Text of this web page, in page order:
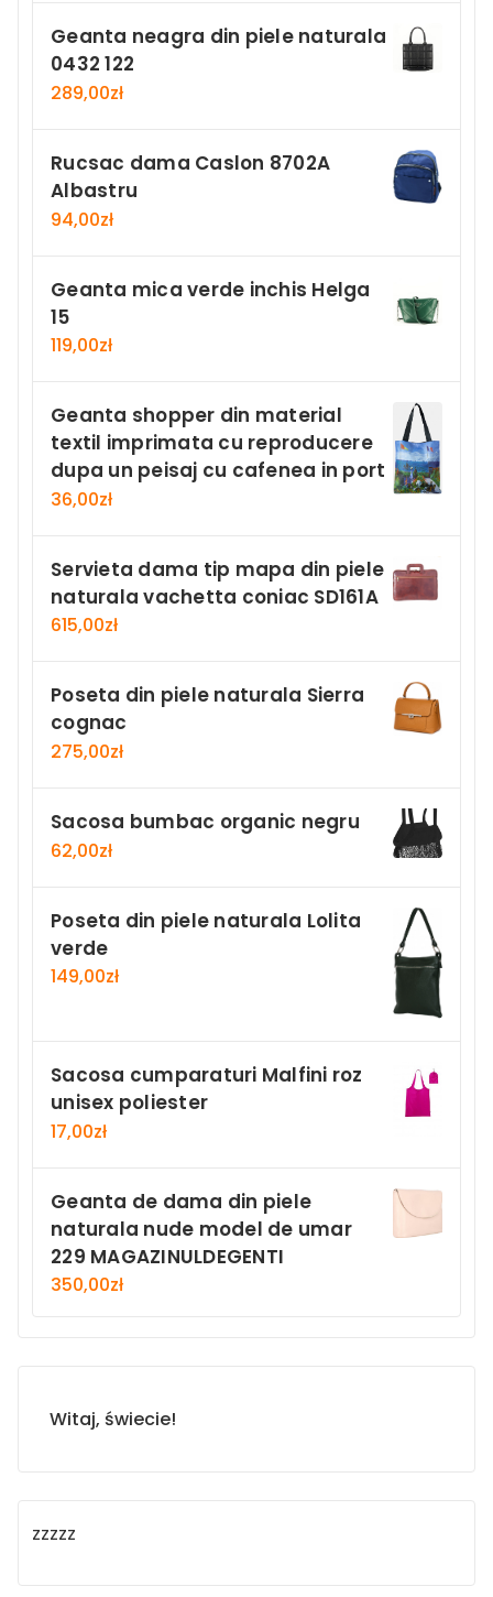
Geanta neagra din piele naturala
0432 122
289,00zł
Rucsac dama Caslon 8702A
Albastru
94,00zł
Geanta mica verde inchis Helga
15
119,00zł
Geanta shopper din material
textil imprimata cu reproducere
dupa un peisaj cu cafenea in port
36,00zł
Servieta dama tip mapa din piele
naturala vachetta coniac SD161A
615,00zł
Poseta din piele naturala Sierra
cognac
275,00zł
Sacosa bumbac organic negru
62,00zł
Poseta din piele naturala Lolita
verde
149,00zł
Sacosa cumparaturi Malfini roz
unisex poliester
17,00zł
Geanta de dama din piele
naturala nude model de umar
229 MAGAZINULDEGENTI
350,00zł
Witaj, świecie!
zzzzz